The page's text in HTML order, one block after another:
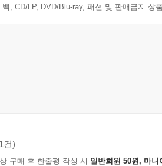
백, CD/LP, DVD/Blu-ray, 패션 및 판매금지 상
건)
구매 후 한줄평 작성 시 일반회원 50원, 마니